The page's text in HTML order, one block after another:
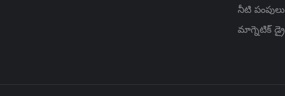
నీటి పంపులు
మాగ్నెటిక్